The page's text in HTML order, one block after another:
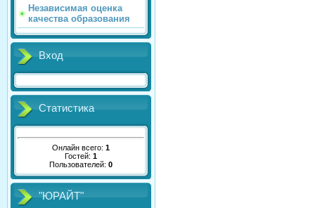
Независимая оценка
качества образования
Вход
Статистика
Онлайн всего: 1
Гостей: 1
Пользователей: 0
"ЮРАЙТ"